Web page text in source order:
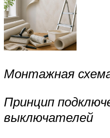
Монтажная
Принцип
выключателей